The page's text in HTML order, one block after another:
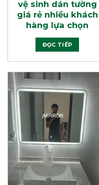
vệ sinh dán tường
giá rẻ nhiều khách
hàng lựa chọn
ĐỌC TIẾP